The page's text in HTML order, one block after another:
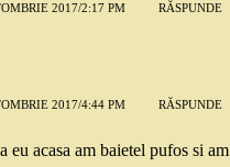
2017/2:17 PM RĂSPUNDE
2017/4:44 PM RĂSPUNDE
eu acasa am baietel pufos si am